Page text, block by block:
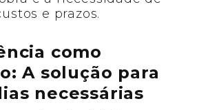
e prazos.
como
A solução para
necessárias